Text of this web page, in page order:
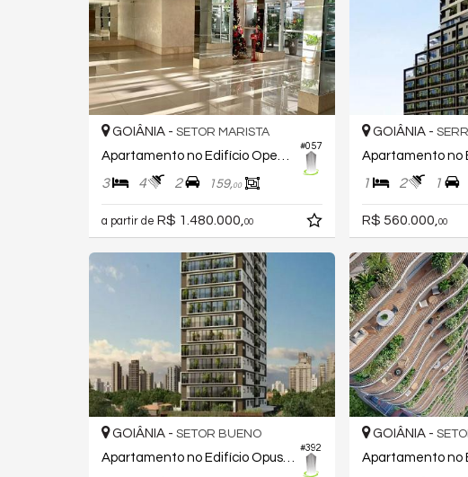
#057
GOIÂNIA - SETOR MARISTA
3 4 2 159,00
a partir de R$ 1.480.000, 00
GOIÂNIA -
1 2 1
R$ 560.000, 00
#392
GOIÂNIA - SETOR BUENO
Apartamento no Edifício Opus Brava Design
GOIÂNIA -